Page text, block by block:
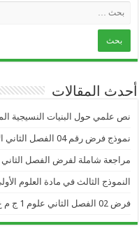
أحدث المقالات
نص علمي حول البنيات النسيجية
نموذج فرض رقم 04 الفصل الثاني الاشنات البحرية في مادة العلوم 1 ج م ع ت
مراجعة شاملة لفرض الفصل
النموذج الثالث في مادة العلوم
فرض 02 الفصل الثاني علوم 1 ج م ع ت